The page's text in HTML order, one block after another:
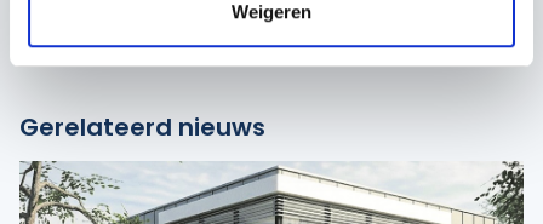
Weigeren
Gerelateerd nieuws